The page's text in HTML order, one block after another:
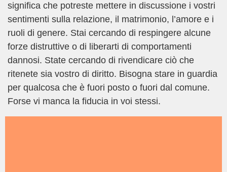
significa che potreste mettere in discussione i vostri
sentimenti sulla relazione, il matrimonio, l’amore e i
ruoli di genere. Stai cercando di respingere alcune
forze distruttive o di liberarti di comportamenti
dannosi. State cercando di rivendicare ciò che
ritenete sia vostro di diritto. Bisogna stare in guardia
per qualcosa che è fuori posto o fuori dal comune.
Forse vi manca la fiducia in voi stessi.